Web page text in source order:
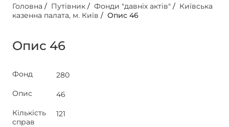
Головна / Путівник / Фонди "давніх актів" / Київська
казенна палата, м. Київ / Опис 46
Опис 46
Фонд
280
Опис
46
Кількість
справ
121